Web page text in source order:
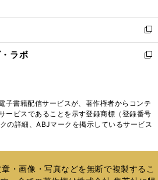
開
く
ウ
で
開
く
ン
ド
ウ
で
ウ
ィ
ン
ド
く
新
し
い
ド
ウ
で
ラボ
新
ィ
ン
ド
開
子書籍配信サービスが、著作権者からコンテ
ービスであることを示す登録商標（登録番号
の詳細、ABJマークを掲示しているサービス
・画像・写真などを無断で複製するこ